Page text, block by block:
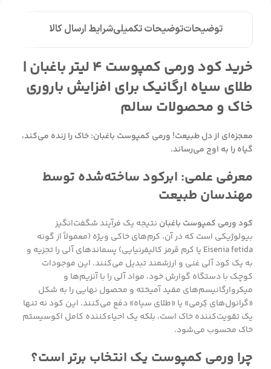
توضیحاتتوضیحات تکمیلیشرایط ارسال کالا
خرید کود ورمی کمپوست 4 لیتر باغبان |
طلای سیاه ارگانیک برای افزایش باروری
خاک و محصولات سالم
معجزه‌ای از دل طبیعت! ورمی کمپوست باغبان: خاک را زنده می‌کند،
گیاه را به اوج می‌رساند.
معرفی علمی: ابرکود ساخته‌شده توسط
مهندسان طبیعت
کود ورمی کمپوست باغبان نتیجه یک فرآیند شگفت‌انگیز
بیولوژیکی است که در آن، کرم‌های خاکی ویژه (معمولاً از گونه
Eisenia fetida یا کرم قرمز کالیفرنیایی) پسماندهای آلی را تجزیه و
به یک کود آلی غنی و ارزشمند تبدیل می‌کنند. این موجودات
کوچک با دستگاه گوارش خود، مواد آلی را با آنزیم‌ها و
میکروارگانیسم‌های مفید آمیخته و محصول نهایی را به شکل
«گرانول‌های کِرمی» یا «طلای سیاه» دفع می‌کنند. این کود نه تنها
یک تقویت‌کننده خاک است، بلکه یک احیاءکننده کامل اکوسیستم
خاک محسوب می‌شود.
چرا ورمی کمپوست یک انتخاب برتر است؟